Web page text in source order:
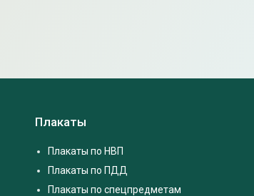
Плакаты
Плакаты по НВП
Плакаты по ПДД
Плакаты по спецпредметам